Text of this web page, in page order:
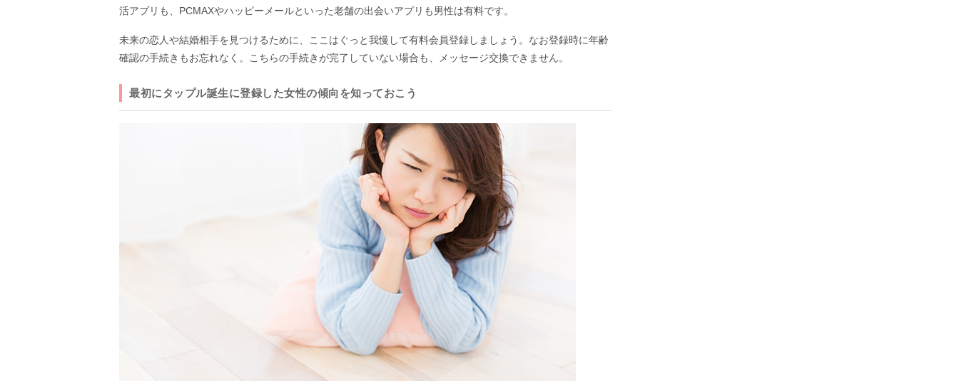
活アプリも、PCMAXやハッピーメールといった老舗の出会いアプリも男性は有料です。
未来の恋人や結婚相手を見つけるために、ここはぐっと我慢して有料会員登録しましょう。なお登録時に年齢
確認の手続きもお忘れなく。こちらの手続きが完了していない場合も、メッセージ交換できません。
最初にタップル誕生に登録した女性の傾向を知っておこう